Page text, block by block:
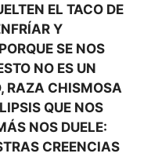
EL TACO DE
Y
SE NOS
NO ES UN
RAZA CHISMOSA
QUE NOS
NOS DUELE:
CREENCIAS